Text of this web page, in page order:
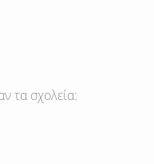
τα σχολεία: